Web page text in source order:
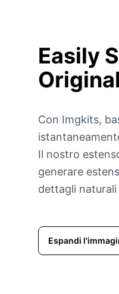
Easily
Con Imgkits,
Il nostro
generare
dettagli naturali
Espandi